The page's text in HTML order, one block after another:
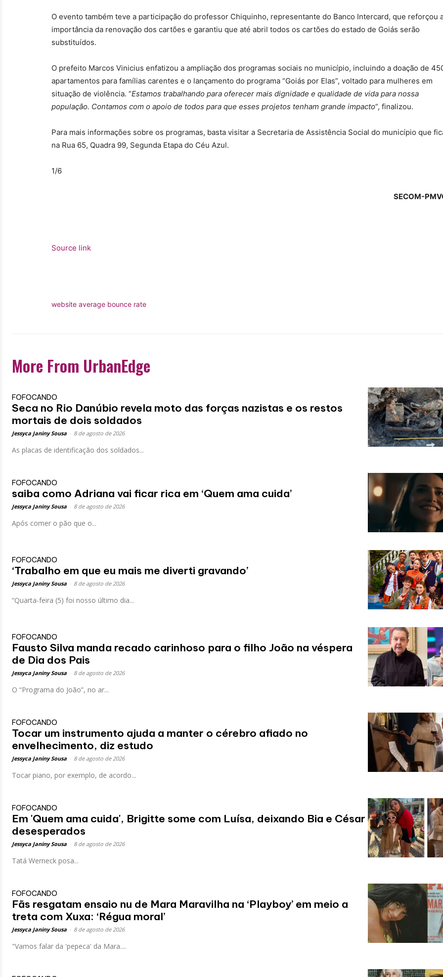
O evento também teve a participação do professor Chiquinho, representante do Banco Intercard, que reforçou
importância da renovação dos cartões e garantiu que até abril todos os cartões do estado de Goiás serão
substituídos.
O prefeito Marcos Vinicius enfatizou a ampliação dos programas sociais no município, incluindo a doação de
apartamentos para famílias carentes e o lançamento do programa “Goiás por Elas”, voltado para mulheres em
situação de violência. “Estamos trabalhando para oferecer mais dignidade e qualidade de vida para nossa
população. Contamos com o apoio de todos para que esses projetos tenham grande impacto“, finalizou.
Para mais informações sobre os programas, basta visitar a Secretaria de Assistência Social do município que
na Rua 65, Quadra 99, Segunda Etapa do Céu Azul.
1/6
SECOM-
Source link
website average bounce rate
More From UrbanEdge
FOFOCANDO
Seca no Rio Danúbio revela moto das forças nazistas e os restos
mortais de dois soldados
Jessyca Janiny Sousa 8 de agosto de 2026
As placas de identificação dos soldados...
FOFOCANDO
saiba como Adriana vai ficar rica em ‘Quem ama cuida’
Jessyca Janiny Sousa 8 de agosto de 2026
Após comer o pão que o...
FOFOCANDO
‘Trabalho em que eu mais me diverti gravando’
Jessyca Janiny Sousa 8 de agosto de 2026
“Quarta-feira (5) foi nosso último dia...
FOFOCANDO
Fausto Silva manda recado carinhoso para o filho João na véspera
de Dia dos Pais
Jessyca Janiny Sousa 8 de agosto de 2026
O “Programa do João”, no ar...
FOFOCANDO
Tocar um instrumento ajuda a manter o cérebro afiado no
envelhecimento, diz estudo
Jessyca Janiny Sousa 8 de agosto de 2026
Tocar piano, por exemplo, de acordo...
FOFOCANDO
Em 'Quem ama cuida', Brigitte some com Luísa, deixando Bia e César
desesperados
Jessyca Janiny Sousa 8 de agosto de 2026
Tatá Werneck posa...
FOFOCANDO
Fãs resgatam ensaio nu de Mara Maravilha na ‘Playboy’ em meio a
treta com Xuxa: ‘Régua moral’
Jessyca Janiny Sousa 8 de agosto de 2026
"Vamos falar da 'pepeca' da Mara....